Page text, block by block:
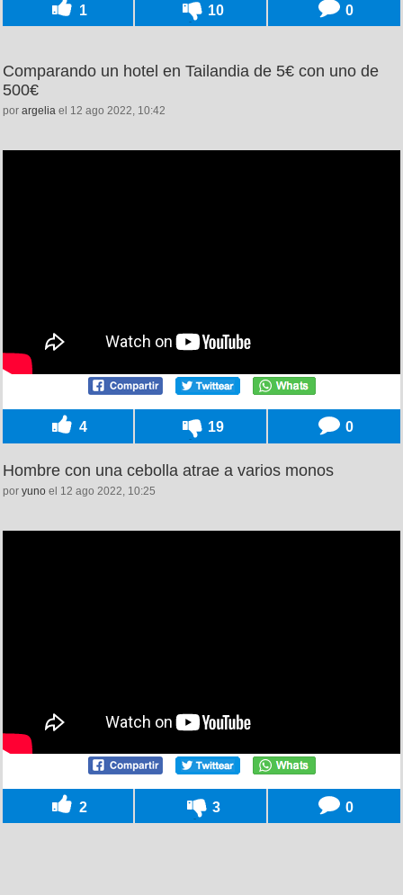
1 10 0
Comparando un hotel en Tailandia de 5€ con uno de
500€
por argelia el 12 ago 2022, 10:42
4 19 0
Hombre con una cebolla atrae a varios monos
por yuno el 12 ago 2022, 10:25
2 3 0